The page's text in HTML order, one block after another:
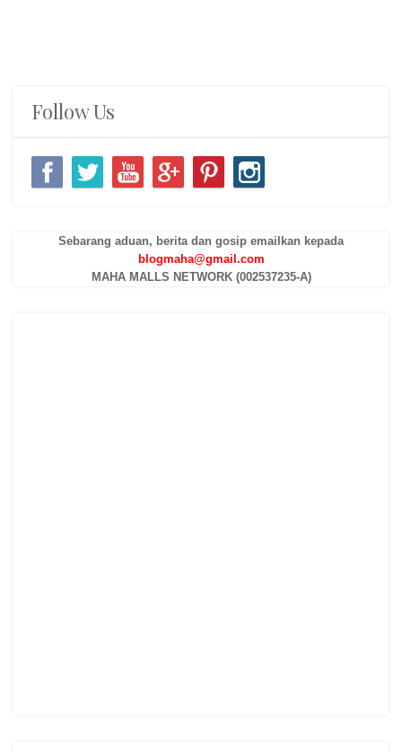
Follow Us
Sebarang aduan, berita dan gosip emailkan kepada
blogmaha@gmail.com
MAHA MALLS NETWORK (002537235-A)